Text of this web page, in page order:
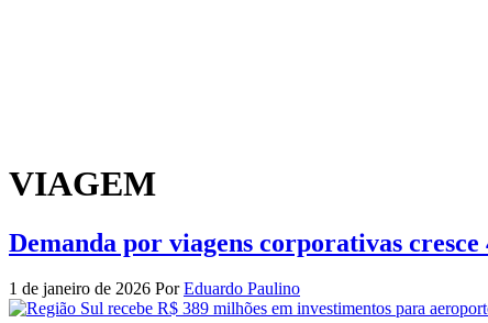
VIAGEM
Demanda por viagens corporativas
1 de janeiro de 2026 PorEduardo Paulino